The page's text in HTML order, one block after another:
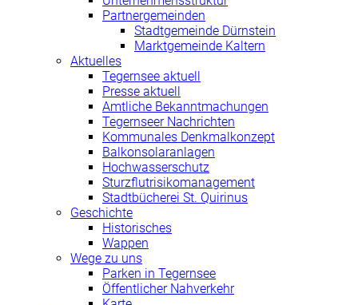
Partnergemeinden
Stadtgemeinde Dürnstein
Marktgemeinde Kaltern
Aktuelles
Tegernsee aktuell
Presse aktuell
Amtliche Bekanntmachungen
Tegernseer Nachrichten
Kommunales Denkmalkonzept
Balkonsolaranlagen
Hochwasserschutz
Sturzflutrisikomanagement
Stadtbücherei St. Quirinus
Geschichte
Historisches
Wappen
Wege zu uns
Parken in Tegernsee
Öffentlicher Nahverkehr